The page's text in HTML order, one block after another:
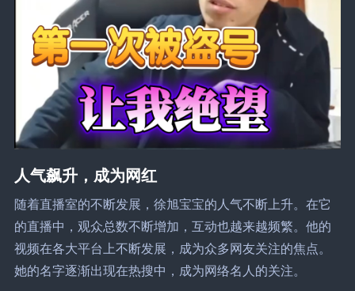
人气飙升，成为网红
随着直播室的不断发展，徐旭宝宝的人气不断上升。在它
的直播中，观众总数不断增加，互动也越来越频繁。他的
视频在各大平台上不断发展，成为众多网友关注的焦点。
她的名字逐渐出现在热搜中，成为网络名人的关注。